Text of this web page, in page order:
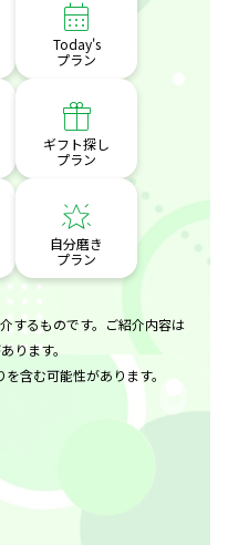
Today's
プラン
ギフト探し
プラン
自分磨き
プラン
するものです。ご紹介内容は
ります。
含む可能性があります。